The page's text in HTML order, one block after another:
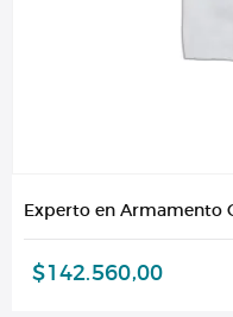
Experto en Armamento
$142.560,00